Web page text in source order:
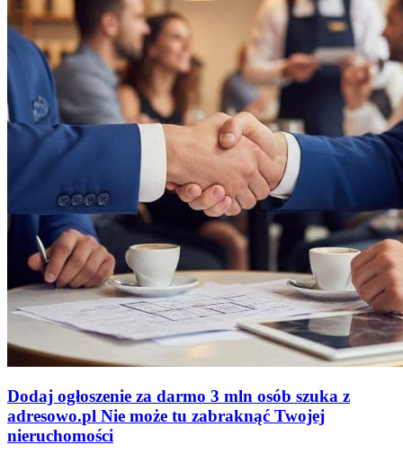
Dodaj ogłoszenie za darmo 3 mln osób szuka z
adresowo.pl Nie może tu zabraknąć Twojej
nieruchomości